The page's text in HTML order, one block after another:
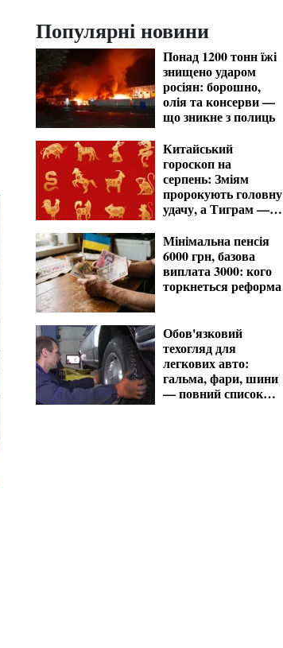
Популярні новини
Понад 1200 тонн їжі
знищено ударом
росіян: борошно,
олія та консерви —
що зникне з полиць
Китайський
гороскоп на
серпень: Зміям
пророкують головну
удачу, а Тиграм —
Мінімальна пенсія
6000 грн, базова
виплата 3000: кого
торкнеться реформа
Обов'язковий
техогляд для
легкових авто:
гальма, фари, шини
— повний список